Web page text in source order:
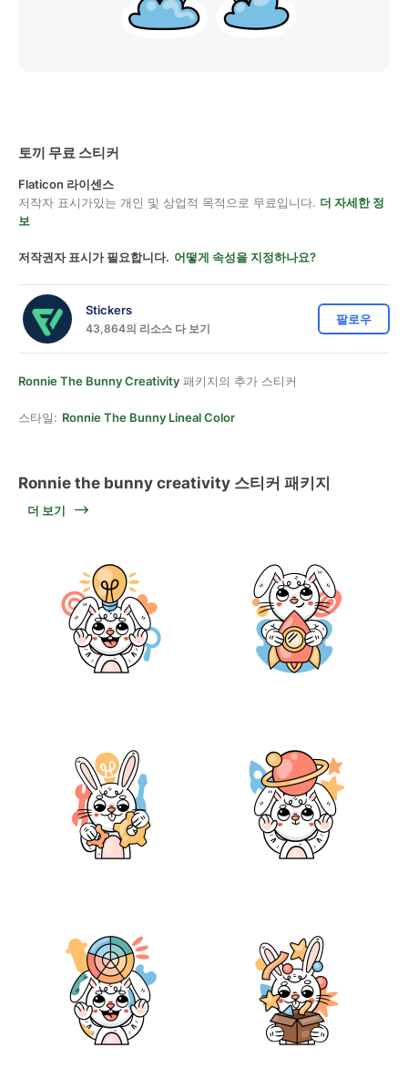
토끼 무료 스티커
Flaticon 라이센스
저작자 표시가있는 개인 및 상업적 목적으로 무료입니다. 더 자세한 정
보
저작권자 표시가 필요합니다. 어떻게 속성을 지정하나요?
Stickers
43,864의 리소스 다 보기
팔로우
Ronnie The Bunny Creativity 패키지의 추가 스티커
스타일: Ronnie The Bunny Lineal Color
Ronnie the bunny creativity 스티커 패키지
더 보기